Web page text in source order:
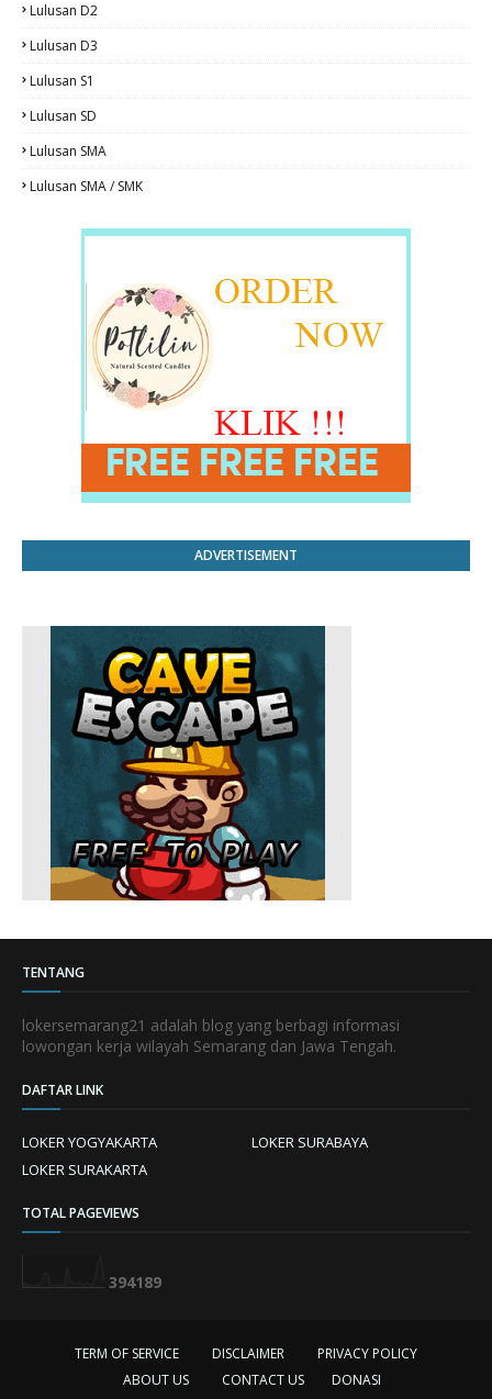
Lulusan D2
Lulusan D3
Lulusan S1
Lulusan SD
Lulusan SMA
Lulusan SMA / SMK
ADVERTISEMENT
TENTANG
lokersemarang21 adalah blog yang berbagi informasi
lowongan kerja wilayah Semarang dan Jawa Tengah.
DAFTAR LINK
LOKER YOGYAKARTA
LOKER SURABAYA
LOKER SURAKARTA
TOTAL PAGEVIEWS
394189
TERM OF SERVICE DISCLAIMER
PRIVACY POLICY
ABOUT US
CONTACT US DONASI